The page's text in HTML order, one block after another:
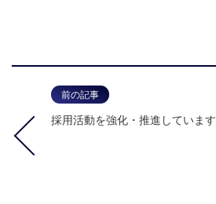
前の記事
採用活動を強化・推進しています